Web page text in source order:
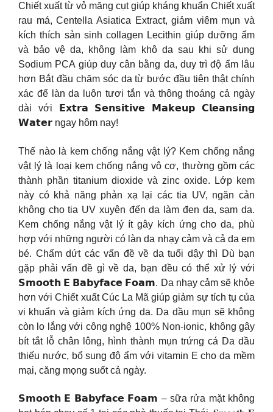
Chiết xuất từ vỏ măng cụt giúp kháng khuẩn Chiết xuất
rau má, Centella Asiatica Extract, giảm viêm mụn và
kích thích sản sinh collagen Lecithin giúp dưỡng ẩm
và bảo vệ da, không làm khô da sau khi sử dụng
Sodium PCA giúp duy cân bằng da, duy trì độ ẩm lâu
hơn Bắt đầu chăm sóc da từ bước đầu tiên thật chính
xác để làn da luôn tươi tắn và thông thoáng cả ngày
dài với 𝗘𝘅𝘁𝗿𝗮 𝗦𝗲𝗻𝘀𝗶𝘁𝗶𝘃𝗲 𝗠𝗮𝗸𝗲𝘂𝗽 𝗖𝗹𝗲𝗮𝗻𝘀𝗶𝗻𝗴
𝗪𝗮𝘁𝗲𝗿 ngay hôm nay!
Thế nào là kem chống nắng vật lý? Kem chống nắng
vật lý là loại kem chống nắng vô cơ, thường gồm các
thành phần titanium dioxide và zinc oxide. Lớp kem
này có khả năng phản xạ lại các tia UV, ngăn cản
không cho tia UV xuyên đến da làm đen da, sạm da.
Kem chống nắng vật lý ít gây kích ứng cho da, phù
hợp với những người có làn da nhạy cảm và cả da em
bé. Chấm dứt các vấn đề về da tuổi dậy thì Dù bạn
gặp phải vấn đề gì về da, bạn đều có thể xử lý với
𝗦𝗺𝗼𝗼𝘁𝗵 𝗘 𝗕𝗮𝗯𝘆𝗳𝗮𝗰𝗲 𝗙𝗼𝗮𝗺. Da nhạy cảm sẽ khỏe
hơn với Chiết xuất Cúc La Mã giúp giảm sự tích tụ của
vi khuẩn và giảm kích ứng da. Da dầu mụn sẽ không
còn lo lắng với công nghệ 100% Non-ionic, không gây
bít tắt lỗ chân lông, hình thành mụn trứng cá Da dầu
thiếu nước, bổ sung độ ẩm với vitamin E cho da mềm
mại, căng mọng suốt cả ngày.
𝗦𝗺𝗼𝗼𝘁𝗵 𝗘 𝗕𝗮𝗯𝘆𝗳𝗮𝗰𝗲 𝗙𝗼𝗮𝗺 – sữa rửa mặt không